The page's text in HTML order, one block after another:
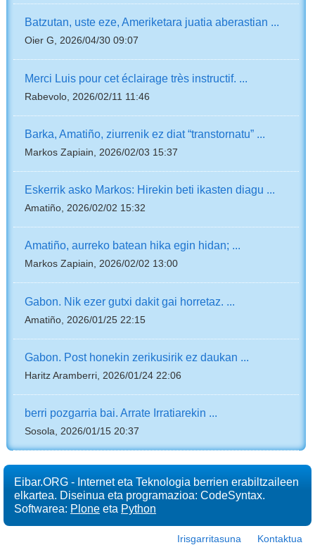
Batzutan, uste eze, Ameriketara juatia aberastian ...
Oier G, 2026/04/30 09:07
Merci Luis pour cet éclairage très instructif. ...
Rabevolo, 2026/02/11 11:46
Barka, Amatiño, ziurrenik ez diat “transtornatu” ...
Markos Zapiain, 2026/02/03 15:37
Eskerrik asko Markos: Hirekin beti ikasten diagu ...
Amatiño, 2026/02/02 15:32
Amatiño, aurreko batean hika egin hidan; ...
Markos Zapiain, 2026/02/02 13:00
Gabon. Nik ezer gutxi dakit gai horretaz. ...
Amatiño, 2026/01/25 22:15
Gabon. Post honekin zerikusirik ez daukan ...
Haritz Aramberri, 2026/01/24 22:06
berri pozgarria bai. Arrate Irratiarekin ...
Sosola, 2026/01/15 20:37
Eibar.ORG - Internet eta Teknologia berrien erabiltzaileen
elkartea. Diseinua eta programazioa: CodeSyntax.
Softwarea: Plone eta Python
Irisgarritasuna Kontaktua